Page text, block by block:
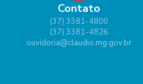
Contato
(37) 3381-4800
(37) 3381-4826
ouvidoria@claudio.mg.gov.br